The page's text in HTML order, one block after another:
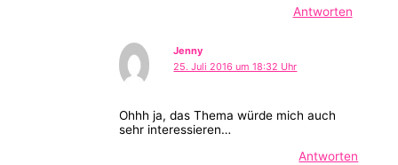
Antworten
Jenny
25. Juli 2016 um 18:32 Uhr
Ohhh ja, das Thema würde mich auch
sehr interessieren…
Antworten